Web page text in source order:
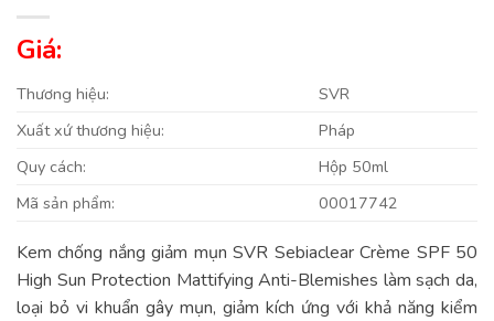
Giá:
Thương hiệu:
SVR
Xuất xứ thương hiệu:
Pháp
Quy cách:
Hộp 50ml
Mã sản phẩm:
00017742
Kem chống nắng giảm mụn SVR Sebiaclear Crème SPF 50
High Sun Protection Mattifying Anti-Blemishes làm sạch da,
loại bỏ vi khuẩn gây mụn, giảm kích ứng với khả năng kiểm